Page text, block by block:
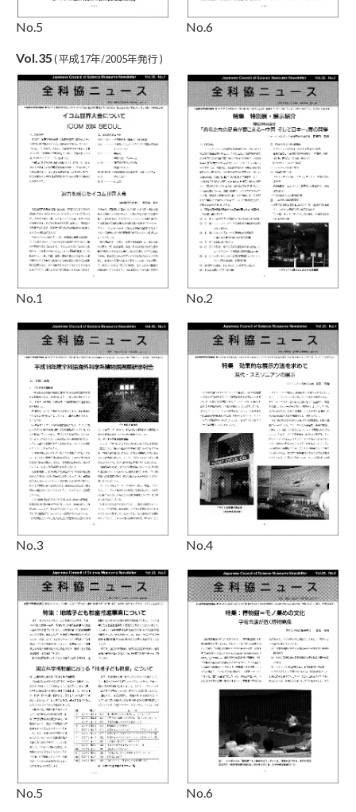
No.5 No.6
Vol.35( 平成17年/2005年発行 )
No.1 No.2
No.3 No.4
No.5 No.6